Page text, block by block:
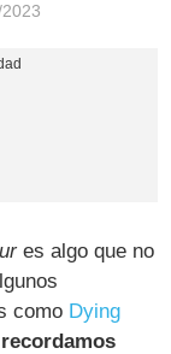
es algo que no
como Dying
recordamos